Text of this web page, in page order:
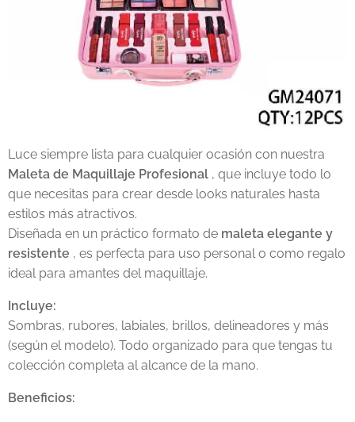
Luce siempre lista para cualquier ocasión con nuestra
Maleta de Maquillaje Profesional , que incluye todo lo
que necesitas para crear desde looks naturales hasta
estilos más atractivos.
Diseñada en un práctico formato de maleta elegante y
resistente , es perfecta para uso personal o como regalo
ideal para amantes del maquillaje.
Incluye:
Sombras, rubores, labiales, brillos, delineadores y más
(según el modelo). Todo organizado para que tengas tu
colección completa al alcance de la mano.
Beneficios: